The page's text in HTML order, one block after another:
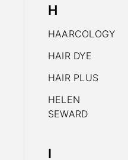
H
HAARCOLOGY
HAIR DYE
HAIR PLUS
HELEN
SEWARD
I